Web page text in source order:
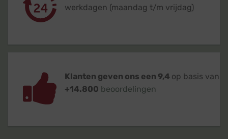
werkdagen (maandag t/m vrijdag)
Klanten geven ons een 9,4 op basis van
+14.800 beoordelingen